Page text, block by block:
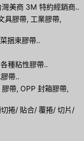
美商 3M 特約經銷商..
具膠帶, 工業膠帶,
捆束膠帶..
種粘性膠帶..
帶..
帶, OPP 封箱膠帶,
捲/ 貼合/ 覆捲/ 切片/